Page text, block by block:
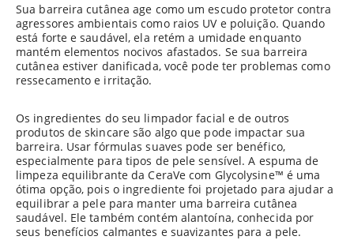
Sua barreira cutânea age como um escudo protetor contra
agressores ambientais como raios UV e poluição. Quando
está forte e saudável, ela retém a umidade enquanto
mantém elementos nocivos afastados. Se sua barreira
cutânea estiver danificada, você pode ter problemas como
ressecamento e irritação.
Os ingredientes do seu limpador facial e de outros
produtos de skincare são algo que pode impactar sua
barreira. Usar fórmulas suaves pode ser benéfico,
especialmente para tipos de pele sensível. A espuma de
limpeza equilibrante da CeraVe com Glycolysine™ é uma
ótima opção, pois o ingrediente foi projetado para ajudar a
equilibrar a pele para manter uma barreira cutânea
saudável. Ele também contém alantoína, conhecida por
seus benefícios calmantes e suavizantes para a pele.